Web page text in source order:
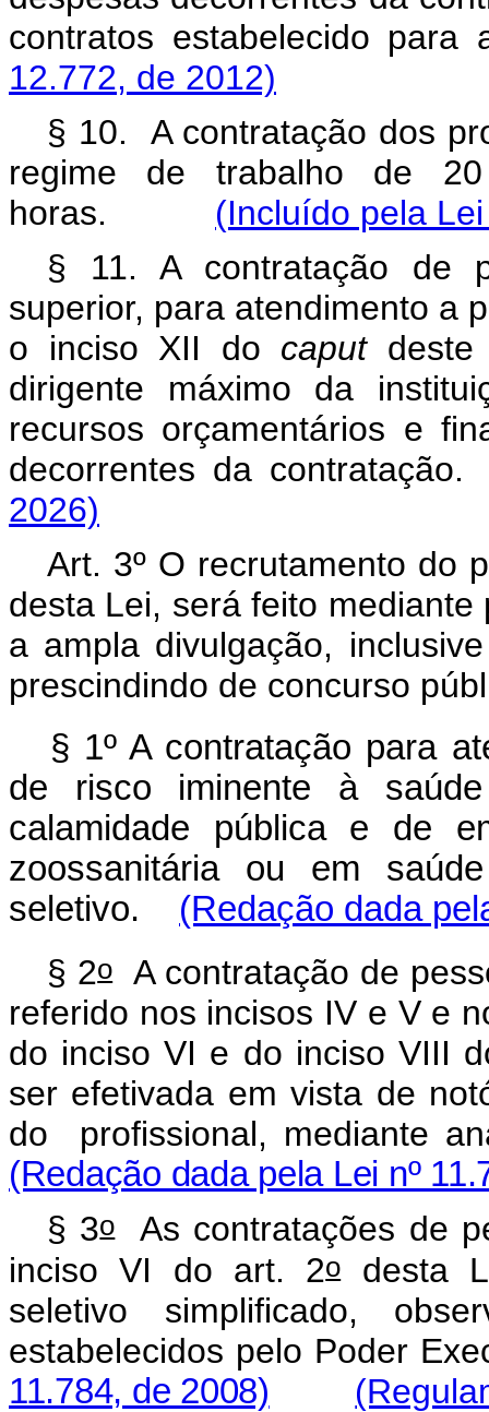
contratos
12.772, de 2012)
§ 10. A contratação dos
regime de trabalho de
horas. (Incluído pela
§ 11. A contratação de
superior, para atendimento a
o inciso XII do caputdeste
dirigente máximo da
recursos orçamentários e
decorrentes da contratação.
2026)
Art. 3º O recrutamento do
desta Lei, será feito
a ampla divulgação,
prescindindo de concurso
§ 1º A contratação para
de risco iminente à
calamidade pública e de
zoossanitária ou em
seletivo. (Redação dada
§ 2oA contratação de
referido nos incisos IV e V e
do inciso VI e do inciso VIII
ser efetivada em vista de
do profissional,
(Redação dada pela Lei nº
§ 3oAs contratações de
inciso VI do art. 2odesta
seletivo simplificado,
estabelecidos pelo Poder
11.784, de 2008)